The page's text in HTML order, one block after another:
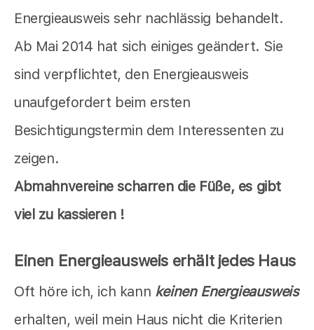
Energieausweis sehr nachlässig behandelt.
Ab Mai 2014 hat sich einiges geändert. Sie
sind verpflichtet, den Energieausweis
unaufgefordert beim ersten
Besichtigungstermin dem Interessenten zu
zeigen.
Abmahnvereine scharren die Füße, es gibt
viel zu kassieren !
Einen Energieausweis erhält jedes Haus
Oft höre ich, ich kann keinen Energieausweis
erhalten, weil mein Haus nicht die Kriterien